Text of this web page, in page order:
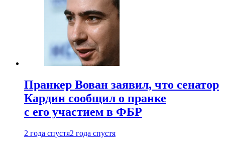
Пранкер Вован заявил, что сенатор
Кардин сообщил о пранке
с его участием в ФБР
2 года спустя2 года спустя